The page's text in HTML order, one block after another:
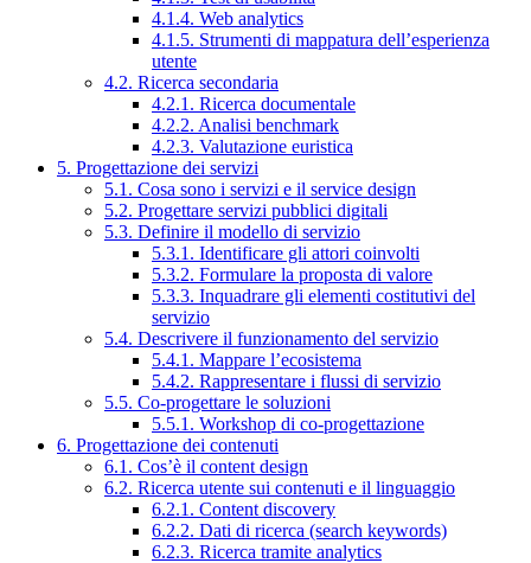
4.1.4. Web analytics
4.1.5. Strumenti di mappatura dell’esperienza
utente
4.2. Ricerca secondaria
4.2.1. Ricerca documentale
4.2.2. Analisi benchmark
4.2.3. Valutazione euristica
5. Progettazione dei servizi
5.1. Cosa sono i servizi e il service design
5.2. Progettare servizi pubblici digitali
5.3. Definire il modello di servizio
5.3.1. Identificare gli attori coinvolti
5.3.2. Formulare la proposta di valore
5.3.3. Inquadrare gli elementi costitutivi del
servizio
5.4. Descrivere il funzionamento del servizio
5.4.1. Mappare l’ecosistema
5.4.2. Rappresentare i flussi di servizio
5.5. Co-progettare le soluzioni
5.5.1. Workshop di co-progettazione
6. Progettazione dei contenuti
6.1. Cos’è il content design
6.2. Ricerca utente sui contenuti e il linguaggio
6.2.1. Content discovery
6.2.2. Dati di ricerca (search keywords)
6.2.3. Ricerca tramite analytics